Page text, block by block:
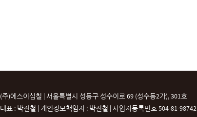
(주)에스이십칠 | 서울특별시 성동구 성수이로 69 (성수동2가), 301호
대표 : 박진철 | 개인정보책임자 : 박진철 | 사업자등록번호 504-81-98742 |